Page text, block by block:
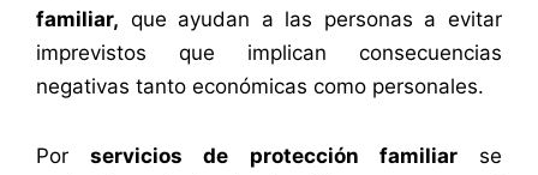
familiar, que ayudan a las personas a evitar
imprevistos que implican consecuencias
negativas tanto económicas como personales.
Por servicios de protección familiar se